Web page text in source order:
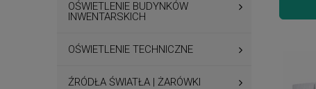
OŚWIETLENIE BUDYNKÓW
INWENTARSKICH
OŚWIETLENIE TECHNICZNE
ŹRÓDŁA ŚWIATŁA | ŻARÓWKI